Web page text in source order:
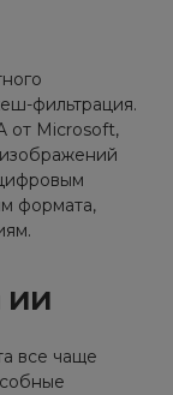
фильтрация.
от Microsoft,
формата,
ИИ
все чаще